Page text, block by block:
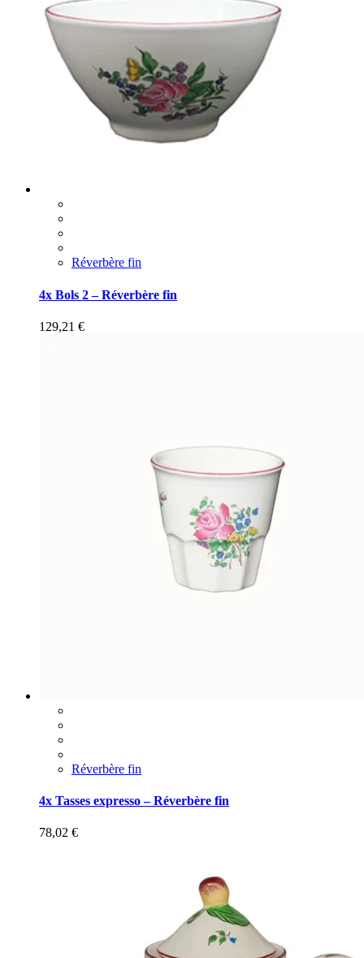
Réverbère fin
4x Bols 2 – Réverbère fin
129,21 €
Réverbère fin
4x Tasses expresso – Réverbère fin
78,02 €